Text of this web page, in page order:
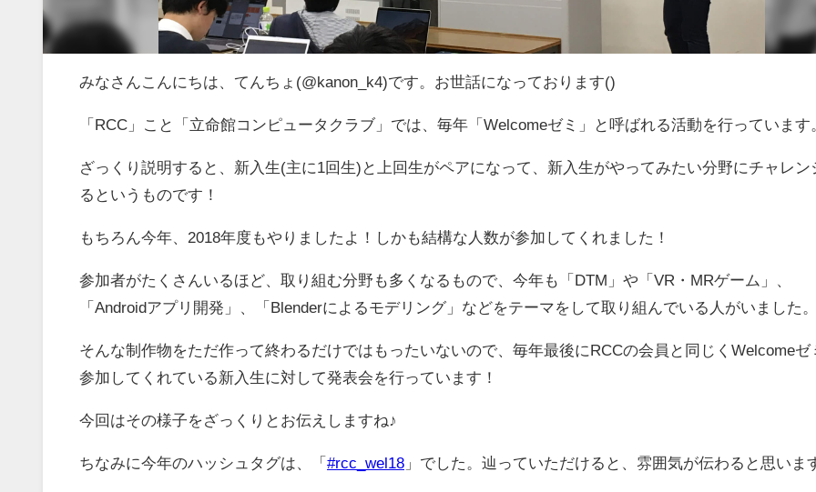
みなさんこんにちは、てんちょ(@kanon_k4)です。お世話になっております()
「RCC」こと「立命館コンピュータクラブ」では、毎年「Welcomeゼミ」と呼ばれる活動を行っています
ざっくり説明すると、新入生(主に1回生)と上回生がペアになって、新入生がやってみたい分野にチャレン
るというものです！
もちろん今年、2018年度もやりましたよ！しかも結構な人数が参加してくれました！
参加者がたくさんいるほど、取り組む分野も多くなるもので、今年も「DTM」や「VR・MRゲーム」、
「Androidアプリ開発」、「Blenderによるモデリング」などをテーマをして取り組んでいる人がいました
そんな制作物をただ作って終わるだけではもったいないので、毎年最後にRCCの会員と同じくWelcomeゼ
参加してくれている新入生に対して発表会を行っています！
今回はその様子をざっくりとお伝えしますね♪
ちなみに今年のハッシュタグは、「 #rcc_wel18 」でした。辿っていただけると、雰囲気が伝わると思いま